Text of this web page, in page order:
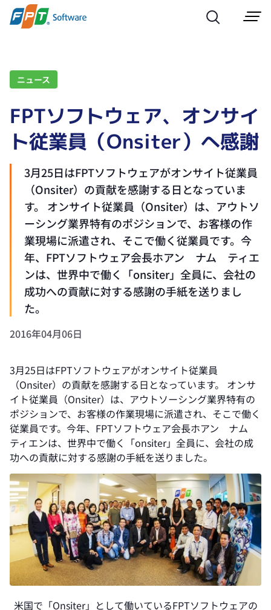
ニュース
FPTソフトウェア、オンサイ
ト従業員（Onsiter）へ感謝
3月25日はFPTソフトウェアがオンサイト従業員
（Onsiter）の貢献を感謝する日となっていま
す。 オンサイト従業員（Onsiter）は、アウトソ
ーシング業界特有のポジションで、お客様の作
業現場に派遣され、そこで働く従業員です。今
年、FPTソフトウェア会長ホアン ナム ティエ
ンは、世界中で働く「onsiter」全員に、会社の
成功への貢献に対する感謝の手紙を送りまし
た。
2016年04月06日
3月25日はFPTソフトウェアがオンサイト従業員
（Onsiter）の貢献を感謝する日となっています。 オンサ
イト従業員（Onsiter）は、アウトソーシング業界特有の
ポジションで、お客様の作業現場に派遣され、そこで働く
従業員です。今年、FPTソフトウェア会長ホアン ナム
ティエンは、世界中で働く「onsiter」全員に、会社の成
功への貢献に対する感謝の手紙を送りました。
米国で「Onsiter」として働いているFPTソフトウェアの